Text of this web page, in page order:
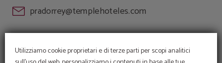
Utilizziamo cookie proprietari e di terze parti per scopi analitici
pradorrey@templehoteles.com